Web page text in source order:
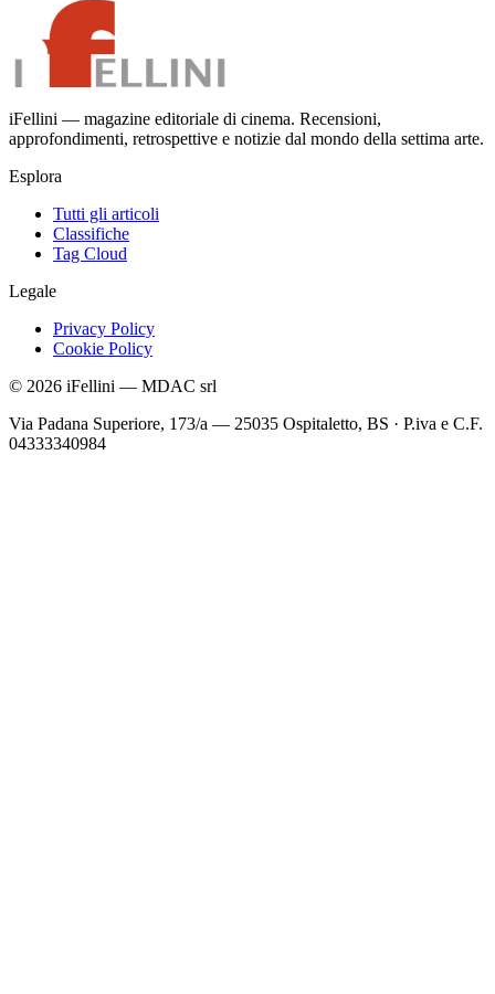
iFellini — magazine editoriale di cinema. Recensioni,
approfondimenti, retrospettive e notizie dal mondo della settima arte.
Esplora
Tutti gli articoli
Classifiche
Tag Cloud
Legale
Privacy Policy
Cookie Policy
© 2026 iFellini — MDAC srl
Via Padana Superiore, 173/a — 25035 Ospitaletto, BS · P.iva e C.F.
04333340984